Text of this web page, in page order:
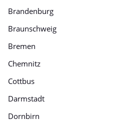
Brandenburg
Braunschweig
Bremen
Chemnitz
Cottbus
Darmstadt
Dornbirn